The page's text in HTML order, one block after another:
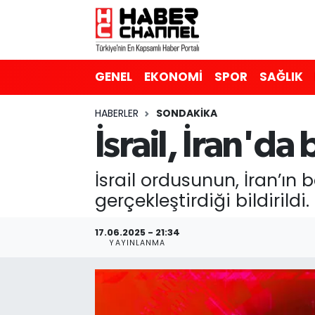
GENEL EKONOMİ SPOR SAĞLIK
HABERLER SONDAKIKA
İsrail, İran'da
İsrail ordusunun,
gerçekleştirdiği bildirildi.
17.06.2025 - 21:34
YAYINLANMA
MAGAZİN
Nöbetçi Eczaneler
Trafik Durumu
Süper Lig Puan Durumu ve Fikstür
Tüm Manşetler
Son Dakika Haberleri
Haber Arşivi